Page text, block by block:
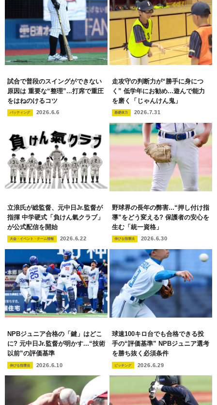
試合で普段のスイングができない
原因は 重要な“整理”...打席で重圧
をはねのけるコツ
バッティング 2026.6.6
走攻守の判断力が“勝手に身につ
く” 低学年にお勧め...遊んで能力
を磨く「じゃんけん鬼」
基礎体力 2026.7.31
立浪氏が総監督、元中日Jr.監督が
指揮 中学硬式「負けん氣クラブ」
が公式配信を開始
大会・イベント・チーム情報 2026.6.22
野球界の長年の弊害...“押し付け指
導”をどう変える? 保護者の安心を
生む「統一資格」
伸びる指導法 2026.6.30
NPBジュニア合格の「鍵」はどこ
に? 元中日Jr.監督が明かす...“技術
以前”の評価基準
伸びる指導法 2026.6.10
球速100キロ台でも合格できる投
手の“評価基準” NPBジュニア選考
を勝ち抜く必須条件
ピッチング 2026.6.29